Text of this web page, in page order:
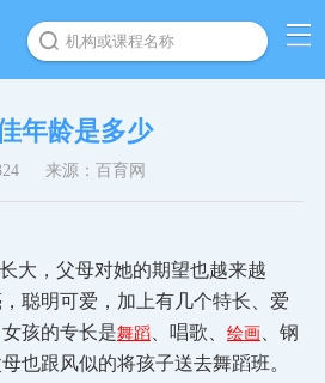
机构或课程名称
年龄是多少
来源：百育网
大，父母对她的期望也越来越
聪明可爱，加上有几个特长、爱
孩的专长是舞蹈、唱歌、 绘画、钢
也跟风似的将孩子送去舞蹈班。